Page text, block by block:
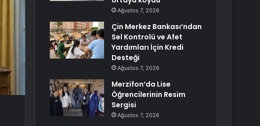
Ağustos 7, 2026
Çin Merkez Bankası’ndan
Sel Kontrolü ve Afet
Yardımları İçin Kredi
Desteği
Ağustos 7, 2026
Merzifon’da Lise
Öğrencilerinin Resim
Sergisi
Ağustos 7, 2026